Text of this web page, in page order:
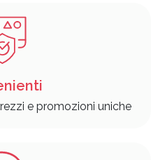
e promozioni uniche